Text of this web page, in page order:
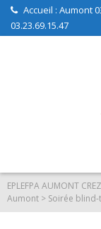
Accueil : Aumont
03.23.69.15.47
EPLEFPA AUMONT
Aumont > Soirée